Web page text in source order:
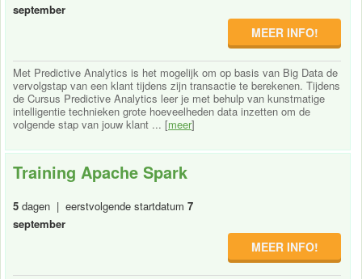
september
MEER INFO!
Met Predictive Analytics is het mogelijk om op basis van Big Data de
vervolgstap van een klant tijdens zijn transactie te berekenen. Tijdens
de Cursus Predictive Analytics leer je met behulp van kunstmatige
intelligentie technieken grote hoeveelheden data inzetten om de
volgende stap van jouw klant ... [meer]
Training Apache Spark
5 dagen | eerstvolgende startdatum 7
september
MEER INFO!